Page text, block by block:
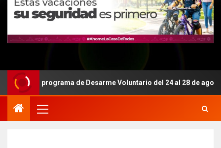
programa de Desarme Voluntario del 24 al 28 de agosto.